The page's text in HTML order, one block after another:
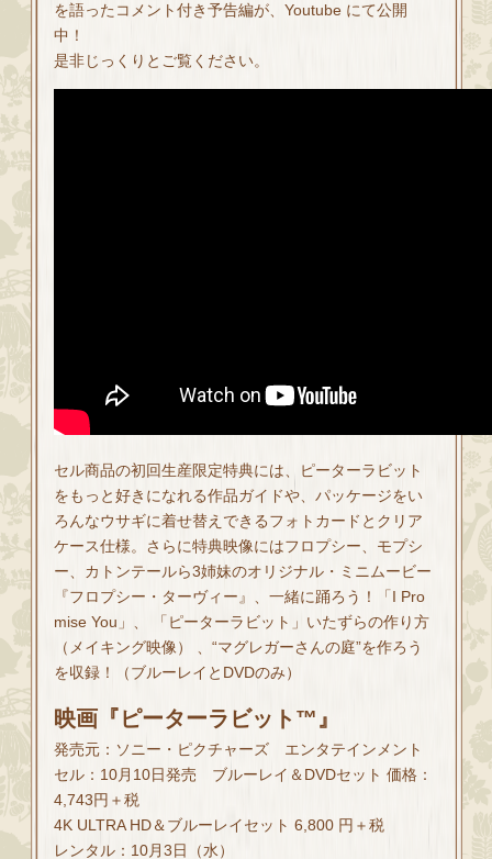
を語ったコメント付き予告編が、Youtube にて公開
中！
是非じっくりとご覧ください。
セル商品の初回生産限定特典には、ピーターラビット
をもっと好きになれる作品ガイドや、パッケージをい
ろんなウサギに着せ替えできるフォトカードとクリア
ケース仕様。さらに特典映像にはフロプシー、モプシ
ー、カトンテールら3姉妹のオリジナル・ミニムービー
『フロプシー・ターヴィー』、一緒に踊ろう！「I Pro
mise You」、 「ピーターラビット」いたずらの作り方
（メイキング映像） 、“マグレガーさんの庭”を作ろう
を収録！（ブルーレイとDVDのみ）
映画『ピーターラビット™』
発売元：ソニー・ピクチャーズ エンタテインメント
セル：10月10日発売 ブルーレイ＆DVDセット 価格：
4,743円＋税
4K ULTRA HD＆ブルーレイセット 6,800 円＋税
レンタル：10月3日（水）